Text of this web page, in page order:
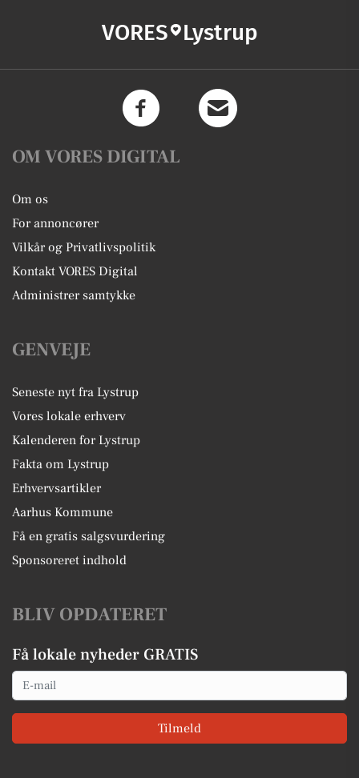
VORES Lystrup
OM VORES DIGITAL
Om os
For annoncører
Vilkår og Privatlivspolitik
Kontakt VORES Digital
Administrer samtykke
GENVEJE
Seneste nyt fra Lystrup
Vores lokale erhverv
Kalenderen for Lystrup
Fakta om Lystrup
Erhvervsartikler
Aarhus Kommune
Få en gratis salgsvurdering
Sponsoreret indhold
BLIV OPDATERET
Få lokale nyheder GRATIS
Email
Tilmeld